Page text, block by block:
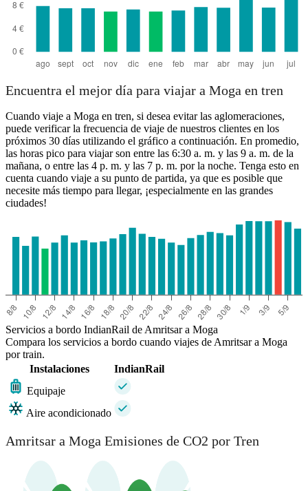
Encuentra el mejor día para viajar a Moga en tren
Cuando viaje a Moga en tren, si desea evitar las aglomeraciones,
puede verificar la frecuencia de viaje de nuestros clientes en los
próximos 30 días utilizando el gráfico a continuación. En promedio,
las horas pico para viajar son entre las 6:30 a. m. y las 9 a. m. de la
mañana, o entre las 4 p. m. y las 7 p. m. por la noche. Tenga esto en
cuenta cuando viaje a su punto de partida, ya que es posible que
necesite más tiempo para llegar, ¡especialmente en las grandes
ciudades!
Servicios a bordo IndianRail de Amritsar a Moga
Compara los servicios a bordo cuando viajes de Amritsar a Moga
por train.
Instalaciones
IndianRail
Equipaje
Aire acondicionado
Amritsar a Moga Emisiones de CO2 por Tren